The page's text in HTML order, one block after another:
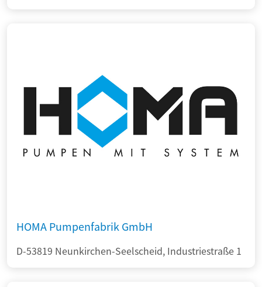
HOMA Pumpenfabrik GmbH
D-53819 Neunkirchen-Seelscheid, Industriestraße 1